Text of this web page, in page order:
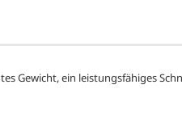
Gewicht, ein leistungsfähiges